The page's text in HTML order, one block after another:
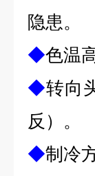
隐患。
◆色温
◆转向
反）。
◆制冷